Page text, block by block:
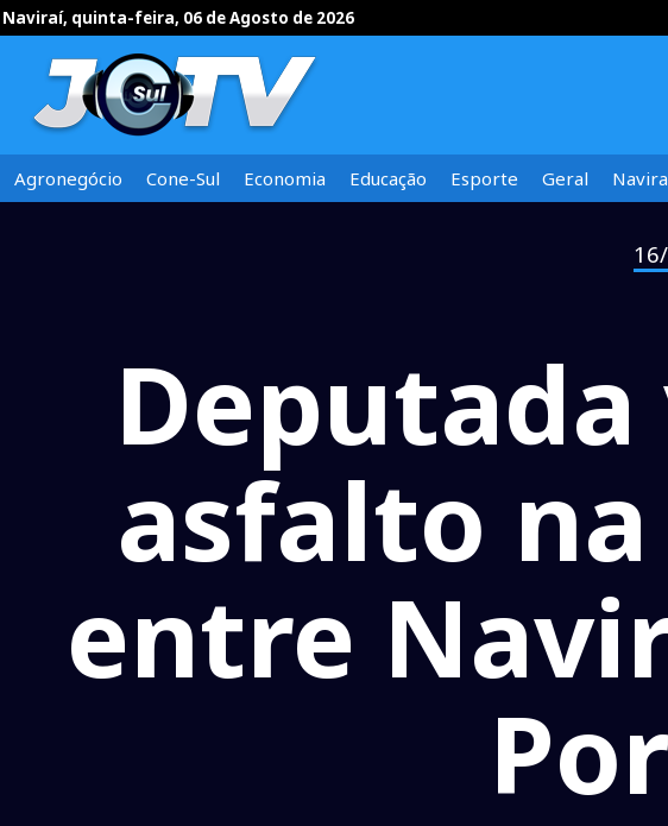
Naviraí, quinta-feira, 06 de Agosto de 2026
Agronegócio Cone-Sul Economia Educação Esporte Geral
asfalto na
entre